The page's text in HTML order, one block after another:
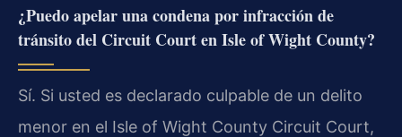
¿Puedo apelar una condena por infracción de
tránsito del Circuit Court en Isle of Wight County?
Sí. Si usted es declarado culpable de un delito
menor en el Isle of Wight County Circuit Court,